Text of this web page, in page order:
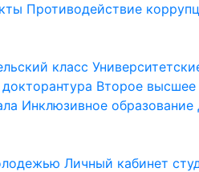
Противодействие
класс
Второе высшее
Инклюзивное образование
Личный кабинет